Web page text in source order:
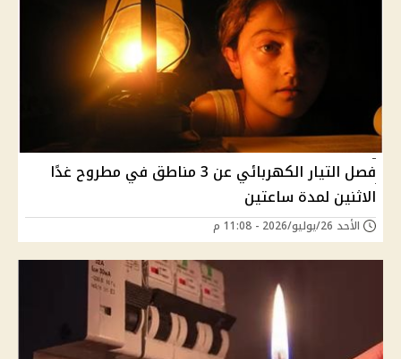
فصل التيار الكهربائي عن 3 مناطق في مطروح غدًا
الاثنين لمدة ساعتين
الأحد 26/يوليو/2026 - 11:08 م